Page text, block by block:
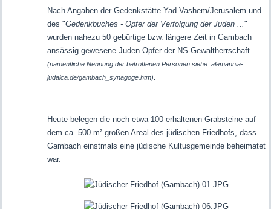
Nach Angaben der Gedenkstätte Yad Vashem/Jerusalem und
des "Gedenkbuches - Opfer der Verfolgung der Juden ... "
wurden nahezu 50 gebürtige bzw. längere Zeit in Gambach
ansässig gewesene Juden Opfer der NS-Gewaltherrschaft
(namentliche Nennung der betroffenen Personen siehe: alemannia-
judaica.de/gambach_synagoge.htm)
Heute belegen die noch etwa 100 erhaltenen Grabsteine auf
dem ca. 500 m² großen Areal des jüdischen Friedhofs, dass
Gambach einstmals eine jüdische Kultusgemeinde beheimatet
war.